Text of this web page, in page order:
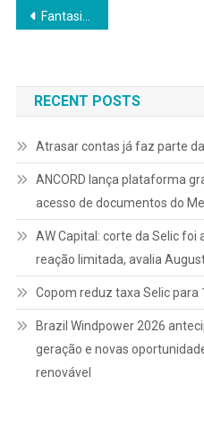
Navegação
Post
Fantasias, glitter e calor: como evitar alergias e irritações na pele durante o Carnaval
RECENT POSTS
Atrasar contas já faz parte
ANCORD lança plataforma
acesso de documentos do
AW Capital: corte da Selic
reação limitada, avalia
Copom reduz taxa Selic para
Brazil Windpower 2026
geração e novas
renovável